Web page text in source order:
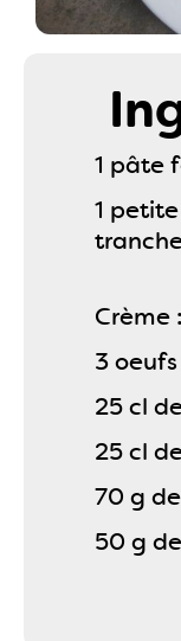
1 pâte
1
Crème :
3 oeufs
25 cl
25 cl
70 g
50 g